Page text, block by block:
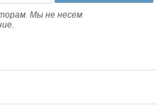
Мы не несем